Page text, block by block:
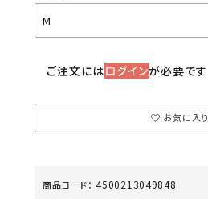
ご注文にはログインが必要です
お気に入り
商品コード： 4500213049848